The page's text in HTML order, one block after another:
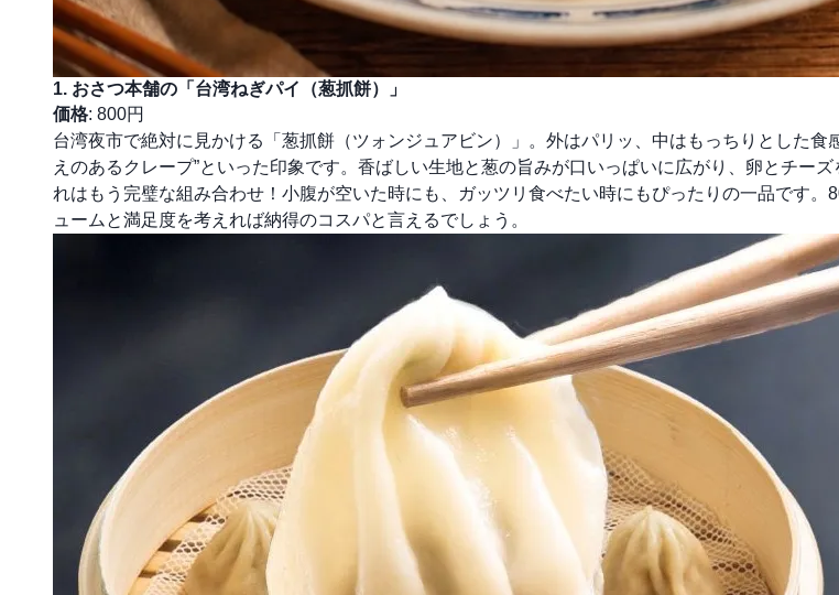
1. おさつ本舗の「台湾ねぎパイ（葱抓餅）」
価格: 800円
台湾夜市で絶対に見かける「葱抓餅（ツォンジュアビン）」。外はパリッ、中はもっちりとした食
えのあるクレープ”といった印象です。香ばしい生地と葱の旨みが口いっぱいに広がり、卵とチー
れはもう完璧な組み合わせ！小腹が空いた時にも、ガッツリ食べたい時にもぴったりの一品です。
ュームと満足度を考えれば納得のコスパと言えるでしょう。